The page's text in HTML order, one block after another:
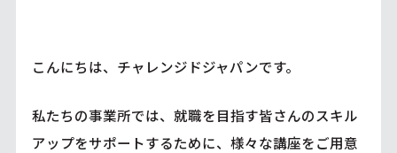
こんにちは、チャレンジドジャパンです。
私たちの事業所では、就職を目指す皆さんのスキル
アップをサポートするために、様々な講座をご用意